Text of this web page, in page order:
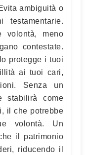
ambiguità o
testamentarie.
volontà, meno
contestate.
protegge i tuoi
ai tuoi cari,
Senza un
stabilirà come
il che potrebbe
volontà. Un
il patrimonio
riducendo il